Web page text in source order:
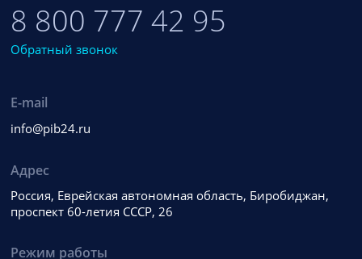
8 800 777 42 95
Обратный звонок
E-mail
info@pib24.ru
Адрес
Россия, Еврейская автономная область, Биробиджан,
проспект 60-летия СССР, 26
Режим работы